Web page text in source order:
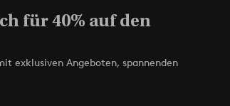
für 40% auf den
exklusiven Angeboten, spannenden